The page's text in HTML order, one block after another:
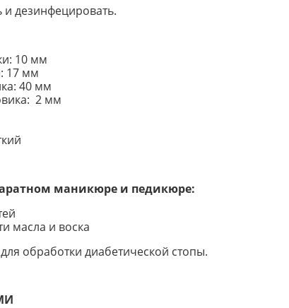
дезинфецировать.
10 мм
17 мм
40 мм
2 мм
маникюре и педикюре:
масла и воска
обработки диабетической стопы.